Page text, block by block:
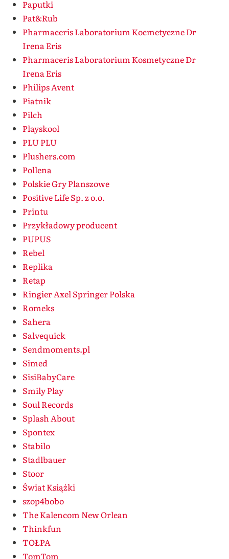
Paputki
Pat&Rub
Pharmaceris Laboratorium Kocmetyczne Dr
Irena Eris
Pharmaceris Laboratorium Kosmetyczne Dr
Irena Eris
Philips Avent
Piatnik
Pilch
Playskool
PLU PLU
Plushers.com
Pollena
Polskie Gry Planszowe
Positive Life Sp. z o.o.
Printu
Przykładowy producent
PUPUS
Rebel
Replika
Retap
Ringier Axel Springer Polska
Romeks
Sahera
Salvequick
Sendmoments.pl
Simed
SisiBabyCare
Smily Play
Soul Records
Splash About
Spontex
Stabilo
Stadlbauer
Stoor
Świat Książki
szop4bobo
The Kalencom New Orlean
Thinkfun
TOŁPA
TomTom